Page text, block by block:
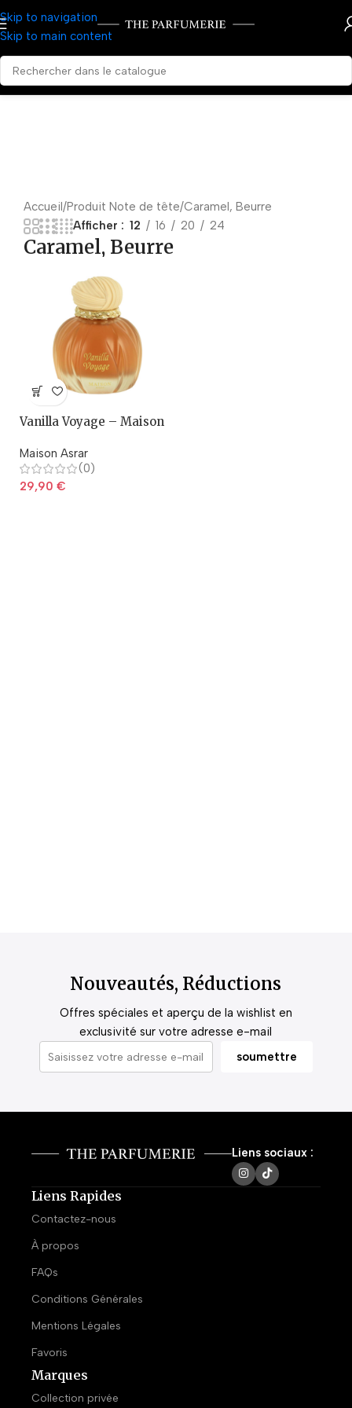
Skip to navigation
Skip to main content
Accueil Produit Note de tête Caramel, Beurre
Afficher
12 16 20 24
Caramel, Beurre
Vanilla Voyage – Maison
Maison Asrar
(0)
29,90 €
Nouveautés, Réductions
Offres spéciales et aperçu de la wishlist en
exclusivité sur votre adresse e-mail
Liens sociaux :
Liens Rapides
Contactez-nous
À propos
FAQs
Conditions Générales
Mentions Légales
Favoris
Marques
Collection privée